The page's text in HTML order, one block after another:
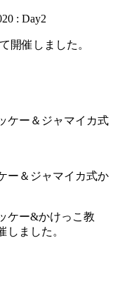
: Day2
開催しました。
ー＆ジャマイカ式か
ケー&かけっこ教
しました。